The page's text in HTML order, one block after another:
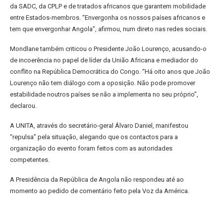
da SADC, da CPLP e de tratados africanos que garantem mobilidade
entre Estados-membros. “Envergonha os nossos países africanos e
tem que envergonhar Angola”, afirmou, num direto nas redes sociais.
Mondlane também criticou o Presidente João Lourenço, acusando-o
de incoerência no papel de líder da União Africana e mediador do
conflito na República Democrática do Congo. “Há oito anos que João
Lourenço não tem diálogo com a oposição. Não pode promover
estabilidade noutros países se não a implementa no seu próprio”,
declarou.
A UNITA, através do secretário-geral Álvaro Daniel, manifestou
“repulsa” pela situação, alegando que os contactos para a
organização do evento foram feitos com as autoridades
competentes.
A Presidência da República de Angola não respondeu até ao
momento ao pedido de comentário feito pela Voz da América.